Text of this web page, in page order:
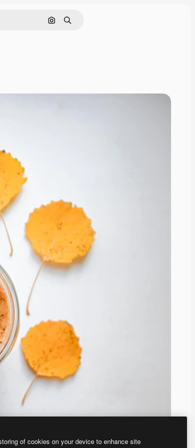
画像で検索
検索
of cookies on your device to enhance site